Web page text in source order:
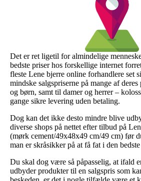
Det er ret ligetil for almindelige
bedste priser hos forskellige internet
fleste Lene bjerre online forhandlere set
mindske salgspriserne på mange af
og børn, samt til damer og herrer –
gange sikre levering uden betaling.
Dog kan det ikke desto mindre blive
diverse shops på nettet efter tilbud på
(mørk cement/49x48x49 cm/49 cm) før
man er skråsikker på at få fat i den
Du skal dog være så påpasselig, at ifald
udbyder produkter til en salgspris som